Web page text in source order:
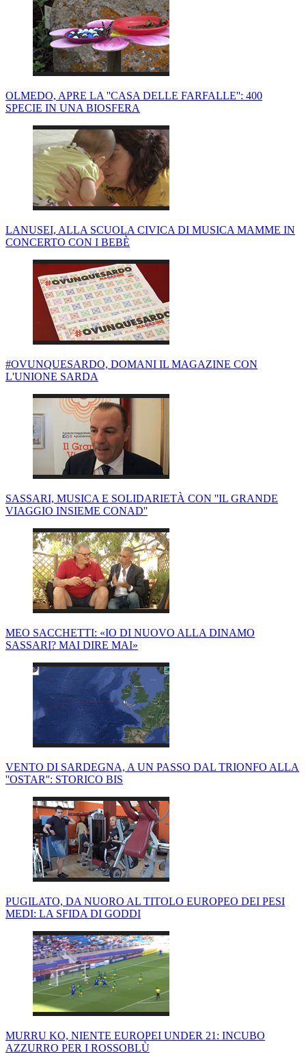
OLMEDO, APRE LA ''CASA DELLE FARFALLE'': 400
SPECIE IN UNA BIOSFERA
LANUSEI, ALLA SCUOLA CIVICA DI MUSICA MAMME IN
CONCERTO CON I BEBÈ
#OVUNQUESARDO, DOMANI IL MAGAZINE CON
L'UNIONE SARDA
SASSARI, MUSICA E SOLIDARIETÀ CON ''IL GRANDE
VIAGGIO INSIEME CONAD''
MEO SACCHETTI: «IO DI NUOVO ALLA DINAMO
SASSARI? MAI DIRE MAI»
VENTO DI SARDEGNA, A UN PASSO DAL TRIONFO ALLA
''OSTAR'': STORICO BIS
PUGILATO, DA NUORO AL TITOLO EUROPEO DEI PESI
MEDI: LA SFIDA DI GODDI
MURRU KO, NIENTE EUROPEI UNDER 21: INCUBO
AZZURRO PER I ROSSOBLÙ